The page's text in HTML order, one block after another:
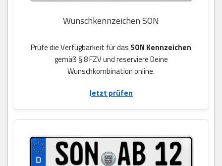
Wunschkennzeichen SON
Prüfe die Verfügbarkeit für das SON Kennzeichen
gemäß § 8 FZV und reserviere Deine
Wunschkombination online.
Jetzt prüfen